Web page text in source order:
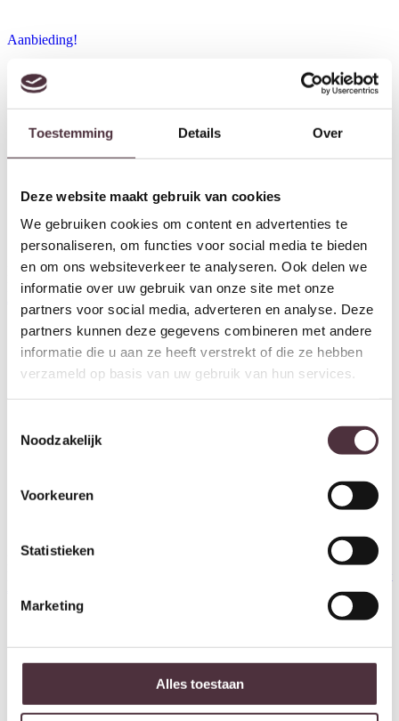
Toestemming Details Over
Deze website maakt gebruik van cookies
We gebruiken cookies om content en advertenties te
personaliseren, om functies voor social media te bieden
en om ons websiteverkeer te analyseren. Ook delen we
informatie over uw gebruik van onze site met onze
partners voor social media, adverteren en analyse. Deze
partners kunnen deze gegevens combineren met andere
informatie die u aan ze heeft verstrekt of die ze hebben
verzameld op basis van uw gebruik van hun services.
Noodzakelijk
Voorkeuren
Statistieken
Marketing
Alles toestaan
Aanbieding!
SHOWMODEL Richmond
Interiors salontafel Blackbone
Brass set van 2 eiken
1.348,00 Oorspronkelijke prijs was: €1.348,00.
Huidige prijs is: €945,00.
Richmond Interiors Salontafel
Camino Blush beige (Set of 3)
€2.624,00
Richmond Interiors Salontafel
Richmond Interiors Salontafel